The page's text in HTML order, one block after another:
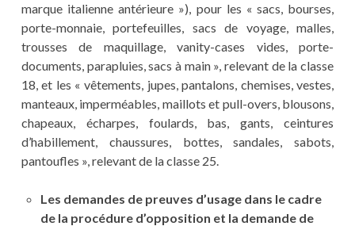
marque italienne antérieure »), pour les « sacs, bourses,
porte-monnaie, portefeuilles, sacs de voyage, malles,
trousses de maquillage, vanity-cases vides, porte-
documents, parapluies, sacs à main », relevant de la classe
18, et les « vêtements, jupes, pantalons, chemises, vestes,
manteaux, imperméables, maillots et pull-overs, blousons,
chapeaux, écharpes, foulards, bas, gants, ceintures
d’habillement, chaussures, bottes, sandales, sabots,
pantoufles », relevant de la classe 25.
Les demandes de preuves d’usage dans le cadre
de la procédure d’opposition et la demande de